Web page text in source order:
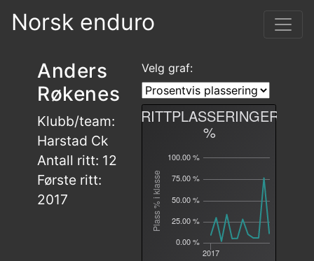
Norsk enduro
Anders
Røkenes
Klubb/team:
Harstad Ck
Antall ritt: 12
Første ritt:
2017
Velg graf:
Plass % i klasse
RITTPLASSERINGER
%
2017
0.00 %
25.00 %
50.00 %
75.00 %
100.00 %